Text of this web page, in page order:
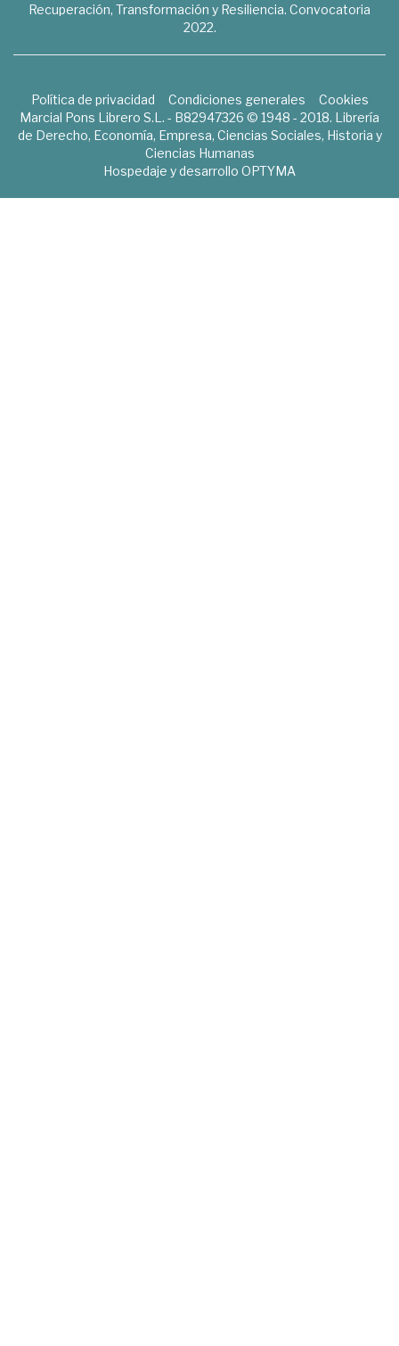
Recuperación, Transformación y Resiliencia. Convocatoria
2022.
Política de privacidad Condiciones generales
Cookies
Marcial Pons Librero S.L. - B82947326 © 1948 - 2018. Librería
de Derecho, Economía, Empresa, Ciencias Sociales, Historia y
Ciencias Humanas
Hospedaje y desarrollo OPTYMA